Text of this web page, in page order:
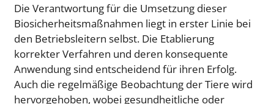
Die Verantwortung für die Umsetzung dieser
Biosicherheitsmaßnahmen liegt in erster Linie bei
den Betriebsleitern selbst. Die Etablierung
korrekter Verfahren und deren konsequente
Anwendung sind entscheidend für ihren Erfolg.
Auch die regelmäßige Beobachtung der Tiere wird
hervorgehoben, wobei gesundheitliche oder